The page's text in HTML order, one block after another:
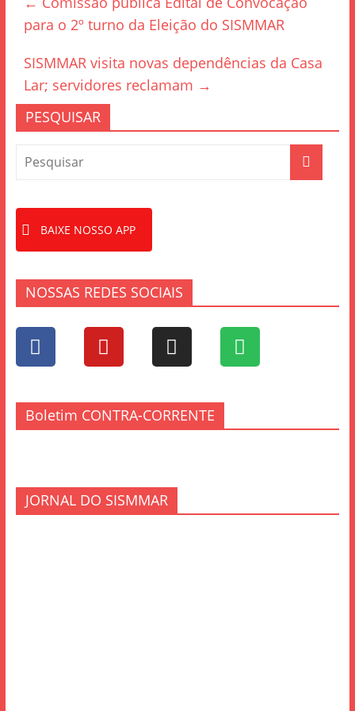
b
o
o
k
para o 2º turno da Eleição do SISMMAR
SISMMAR visita novas dependências da Casa
Lar; servidores reclamam →
PESQUISAR
BAIXE NOSSO APP
NOSSAS REDES SOCIAIS
Boletim CONTRA-CORRENTE
JORNAL DO SISMMAR